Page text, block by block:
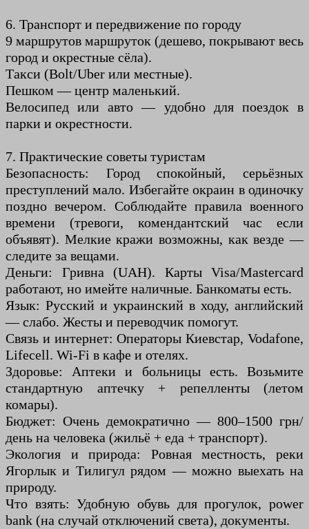
6. Транспорт и передвижение по городу
9 маршрутов маршруток (дешево, покрывают весь
город и окрестные сёла).
Такси (Bolt/Uber или местные).
Пешком — центр маленький.
Велосипед или авто — удобно для поездок в
парки и окрестности.
7. Практические советы туристам
Безопасность: Город спокойный, серьёзных
преступлений мало. Избегайте окраин в одиночку
поздно вечером. Соблюдайте правила военного
времени (тревоги, комендантский час если
объявят). Мелкие кражи возможны, как везде —
следите за вещами.
Деньги: Гривна (UAH). Карты Visa/Mastercard
работают, но имейте наличные. Банкоматы есть.
Язык: Русский и украинский в ходу, английский
— слабо. Жесты и переводчик помогут.
Связь и интернет: Операторы Киевстар, Vodafone,
Lifecell. Wi-Fi в кафе и отелях.
Здоровье: Аптеки и больницы есть. Возьмите
стандартную аптечку + репелленты (летом
комары).
Бюджет: Очень демократично — 800–1500 грн/
день на человека (жильё + еда + транспорт).
Экология и природа: Ровная местность, реки
Ягорлык и Тилигул рядом — можно выехать на
природу.
Что взять: Удобную обувь для прогулок, power
bank (на случай отключений света), документы.